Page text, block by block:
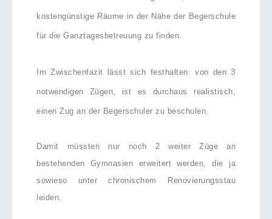
kostengünstige Räume in der Nähe der Begerschule
für die Ganztagesbetreuung zu finden.
Im Zwischenfazit lässt sich festhalten: von den 3
notwendigen Zügen, ist es durchaus realistisch,
einen Zug an der Begerschuler zu beschulen.
Damit müssten nur noch 2 weiter Züge an
bestehenden Gymnasien erweitert werden, die ja
sowieso unter chronischem Renovierungsstau
leiden.